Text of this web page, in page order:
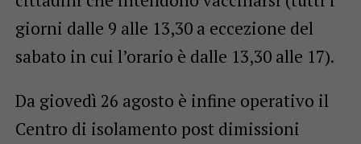
giorni dalle 9 alle 13,30 a eccezione del
sabato in cui l’orario è dalle 13,30 alle 17).
Da giovedì 26 agosto è infine operativo il
Centro di isolamento post dimissioni